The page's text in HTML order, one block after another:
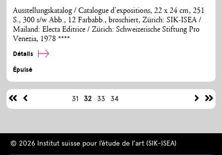
Ausstellungskatalog / Catalogue d'expositions, 22 x 24 cm, 251
S., 300 s/w Abb., 12 Farbabb., broschiert, Zürich: SIK-ISEA /
Mailand: Electa Editrice / Zürich: Schweizerische Stiftung Pro
Venezia, 1978 ****
Détails
Épuisé
31 32 33 34
© 2026 Institut suisse pour l’étude de l’art (SIK-ISEA)